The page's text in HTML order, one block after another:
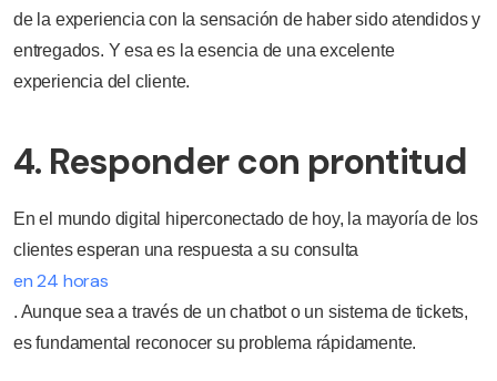
de la experiencia con la sensación de haber sido atendidos y
entregados. Y esa es la esencia de una excelente
experiencia del cliente.
4. Responder con prontitud
En el mundo digital hiperconectado de hoy, la mayoría de los
clientes esperan una respuesta a su consulta
en 24 horas
. Aunque sea a través de un chatbot o un sistema de tickets,
es fundamental reconocer su problema rápidamente.